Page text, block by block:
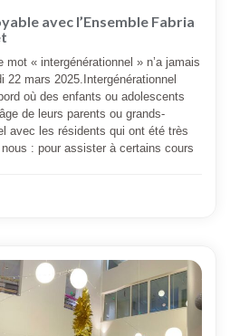
avec l’Ensemble Fabria
« intergénérationnel » n’a jamais
mars 2025.Intergénérationnel
où des enfants ou adolescents
de leurs parents ou grands-
avec les résidents qui ont été très
: pour assister à certains cours